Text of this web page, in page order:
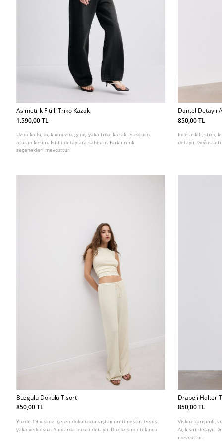
Asimetrik Fitilli Triko Kazak
1.590,00 TL
Uzun kollu, açık omuzlu, geniş yaka triko kazak. Etek ucu
oturan kesim. Fitilli detaylara sahiptir. Farklı renk
seçenekleri mevcuttur.
Dantel Detaylı
850,00 TL
İnce askılı, streç
detaylı. Göğüs
Buzgulu Dokulu Tisort
850,00 TL
Yüzde 19 viskoz içeren dokulu kumaştan üretilmiştir. Geniş
yaka ve kolsuz. Yanlarda büzgü detaylı. Düz kesim etek ucu.
Drapeli Halter
850,00 TL
Viskoz karışımlı,
Açık sırt detayı.
mevcuttur.